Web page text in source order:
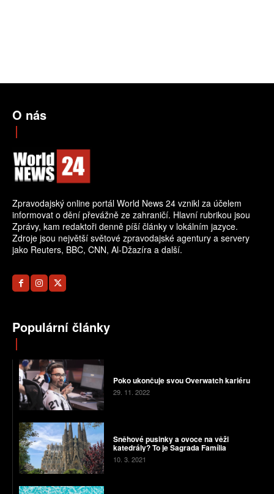
O nás
Zpravodajský online portál World News 24 vznikl za účelem
informovat o dění převážně ze zahraničí. Hlavní rubrikou jsou
Zprávy, kam redaktoři denně píší články v lokálním jazyce.
Zdroje jsou největší světové zpravodajské agentury a servery
jako Reuters, BBC, CNN, Al-Džazíra a další.
Populární články
Poko ukončuje svou Overwatch kariéru
29. 11. 2022
Sněhové pusinky a ovoce na věži
katedrály? To je Sagrada Família
10. 3. 2021